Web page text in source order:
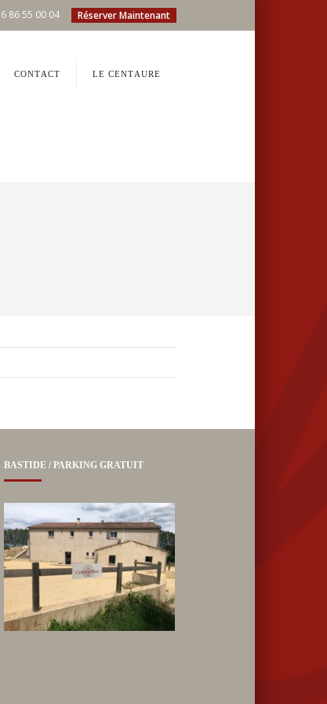
Réserver Maintenant
86 55 00 04
CONTACT LE CENTAURE
BASTIDE / PARKING GRATUIT